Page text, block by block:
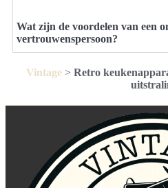
Wat zijn de voordelen van een
vertrouwenspersoon?
Vintage> Retro